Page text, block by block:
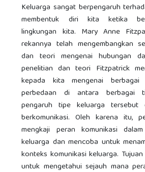
Keluarga sangat berpengaruh
membentuk diri kita ketika
lingkungan kita. Mary Anne
rekannya telah mengembangkan
dan teori mengenai hubungan
penelitian dan teori Fitzpatrick
kepada kita mengenai
perbedaan di antara berbagai
pengaruh tipe keluarga tersebut
berkomunikasi. Oleh karena itu,
mengkaji peran komunikasi
keluarga dan mencoba untuk
konteks komunikasi keluarga.
untuk mengetahui sejauh mana